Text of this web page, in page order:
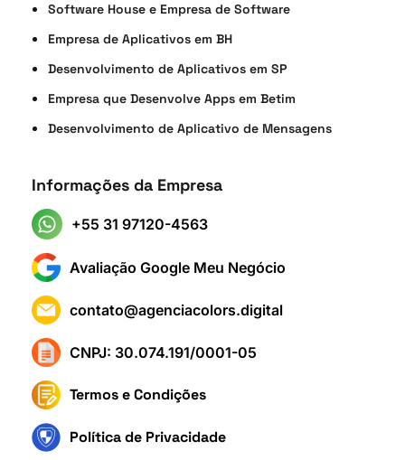
Software House e Empresa de Software
Empresa de Aplicativos em BH
Desenvolvimento de Aplicativos em SP
Empresa que Desenvolve Apps em Betim
Desenvolvimento de Aplicativo de Mensagens
Informações da Empresa
+55 31 97120-4563
Avaliação Google Meu Negócio
contato@agenciacolors.digital
CNPJ: 30.074.191/0001-05
Termos e Condições
Política de Privacidade